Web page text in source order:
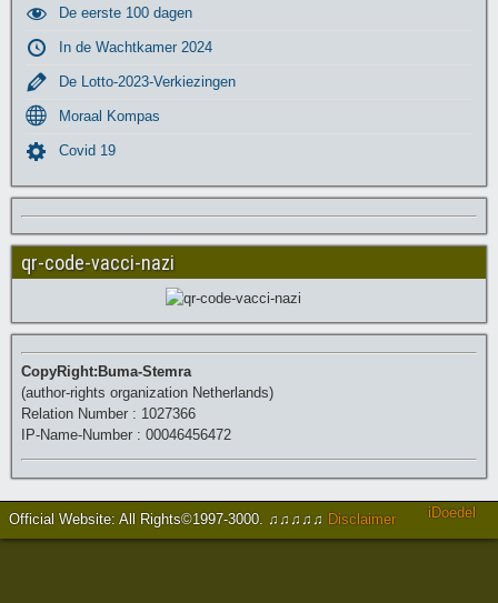
De eerste 100 dagen
In de Wachtkamer 2024
De Lotto-2023-Verkiezingen
Moraal Kompas
Covid 19
qr-code-vacci-nazi
CopyRight:Buma-Stemra
(author-rights organization Netherlands)
Relation Number : 1027366
IP-Name-Number : 00046456472
Official Website: All Rights©1997-3000 ♫♫♫♫♫ Disclaimer iDoedel